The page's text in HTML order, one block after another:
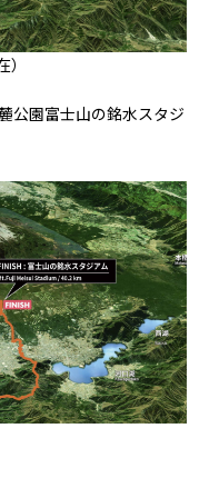
公園富士山の銘水スタジ